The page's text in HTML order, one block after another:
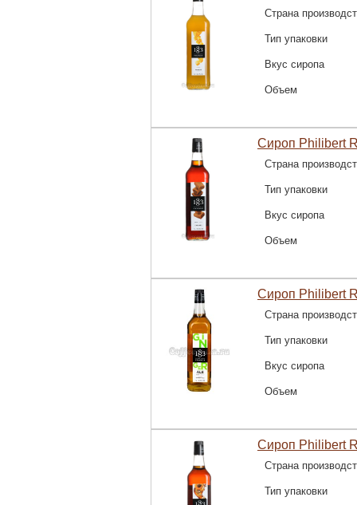
Страна
Тип упаковки
Вкус сиропа
Объем
Сироп Philibert
Страна
Тип упаковки
Вкус сиропа
Объем
Сироп Philibert
Страна
Тип упаковки
Вкус сиропа
Объем
Сироп Philibert
Страна
Тип упаковки